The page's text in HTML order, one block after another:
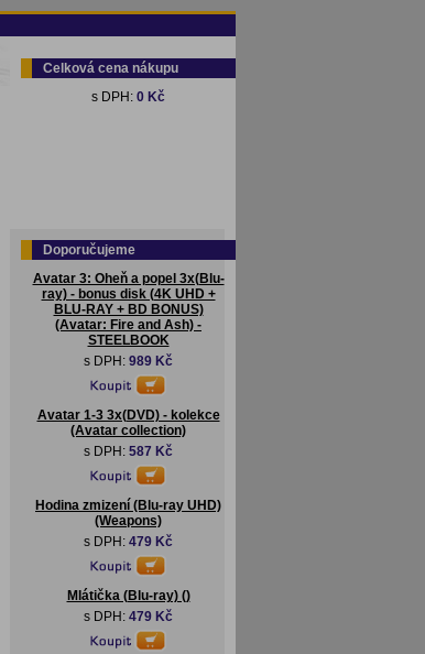
Celková cena nákupu
s DPH: 0 Kč
Doporučujeme
Avatar 3: Oheň a popel 3x(Blu-
ray) - bonus disk (4K UHD +
BLU-RAY + BD BONUS)
(Avatar: Fire and Ash) -
STEELBOOK
s DPH: 989 Kč
Avatar 1-3 3x(DVD) - kolekce
(Avatar collection)
s DPH: 587 Kč
Hodina zmizení (Blu-ray UHD)
(Weapons)
s DPH: 479 Kč
Mlátička (Blu-ray) ()
s DPH: 479 Kč